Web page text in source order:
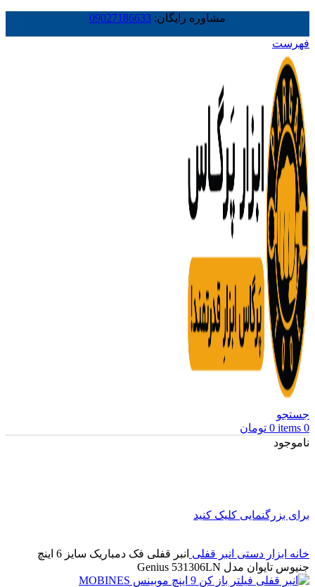
مشاوره رایگان: 09027186633
فهرست
جستجو
0
items
0 تومان
ناموجود
برای بزرگنمایی کلیک کنید
خانه ابزار دستی انبر قفلی
انبر قفلی فک دمباریک سایز 6 اینچ
جنیوس تایوان مدل Genius 531306LN